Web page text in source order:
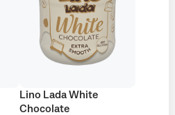
Lino Lada White
Chocolate